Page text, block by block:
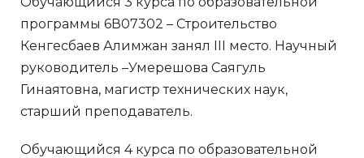
программы 6В07302 – Строительство
Кенгесбаев Алимжан занял III место. Научный
руководитель –Умерешова Саягуль
Гинаятовна, магистр технических наук,
старший преподаватель.
Обучающийся 4 курса по образовательной